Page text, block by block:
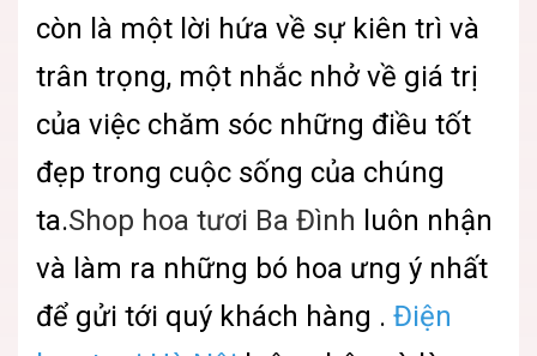
còn là một lời hứa về sự kiên trì và
trân trọng, một nhắc nhở về giá trị
của việc chăm sóc những điều tốt
đẹp trong cuộc sống của chúng
ta.Shop hoa tươi Ba Đình luôn nhận
và làm ra những bó hoa ưng ý nhất
để gửi tới quý khách hàng . Điện